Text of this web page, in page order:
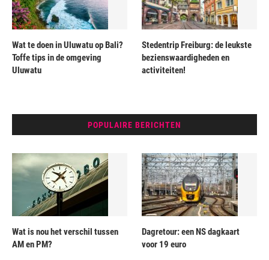
Wat te doen in Uluwatu op Bali?
Toffe tips in de omgeving
Uluwatu
Stedentrip Freiburg: de leukste
bezienswaardigheden en
activiteiten!
POPULAIRE BERICHTEN
Wat is nou het verschil tussen
AM en PM?
Dagretour: een NS dagkaart
voor 19 euro